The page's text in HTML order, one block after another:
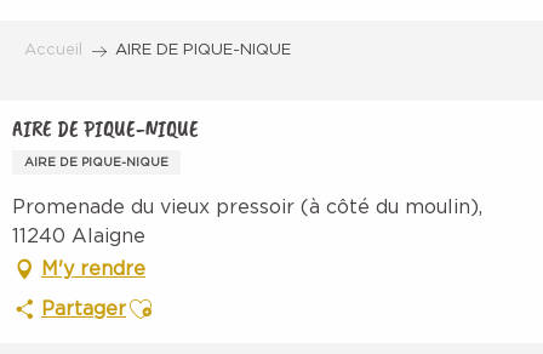
Accueil AIRE DE PIQUE-NIQUE
AIRE DE PIQUE-NIQUE
AIRE DE PIQUE-NIQUE
Promenade du vieux pressoir (à côté du moulin),
11240 Alaigne
M'y rendre
PartagerAjouter aux favoris